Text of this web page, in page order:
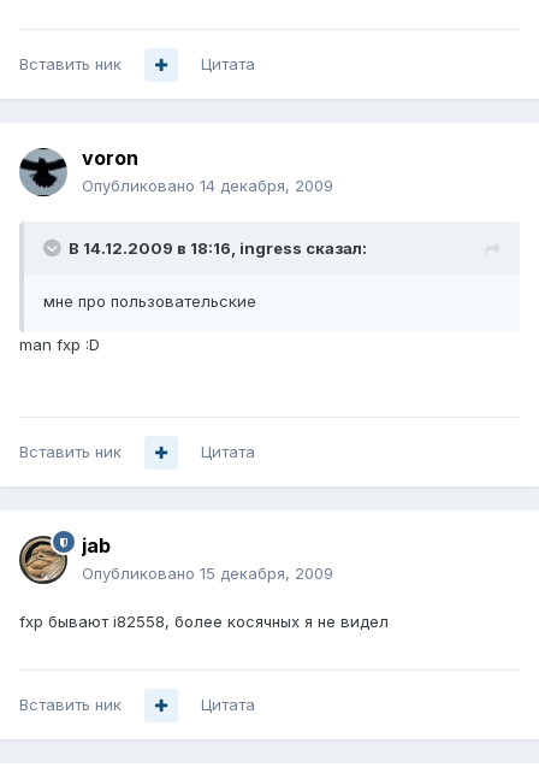
Вставить ник Цитата
voron
Опубликовано 14 декабря, 2009
В 14.12.2009 в 18:16, ingress сказал:
мне про пользовательские
man fxp :D
Вставить ник Цитата
jab
Опубликовано 15 декабря, 2009
fxp бывают i82558, более косячных я не видел
Вставить ник Цитата